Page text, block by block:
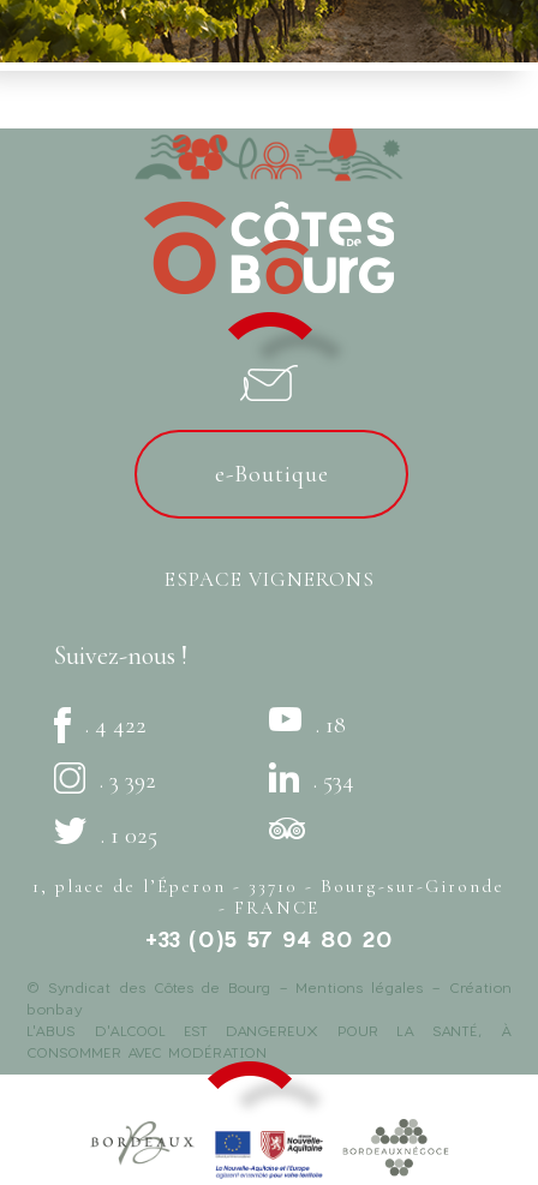
e-Boutique
ESPACE VIGNERONS
Suivez-nous !
. 4 422
. 3 392
. 1 025
. 18
. 534
1, place de l’Éperon - 33710 - Bourg-sur-Gironde
- FRANCE
+33 (0)5 57 94 80 20
© Syndicat des Côtes de Bourg - Mentions légales - Création
bonbay
L'ABUS D'ALCOOL EST DANGEREUX POUR LA SANTÉ, À
CONSOMMER AVEC MODÉRATION